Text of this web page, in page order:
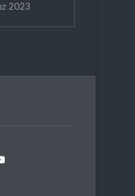
2023